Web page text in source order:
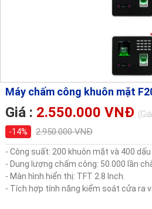
Máy chấm công khuôn mặt
Giá : 2.550.000 VNĐ
-14%
2.950.000 VNĐ
- Công suất: 200 khuôn mặt và 400 dấu
- Dung lượng chấm công: 50.000 lần
- Màn hình hiển thị: TFT 2.8 Inch.
- Tích hợp tính năng kiểm soát cửa ra